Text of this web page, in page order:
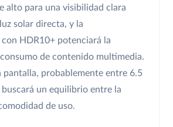
alto para una visibilidad clara
solar directa, y la
HDR10+ potenciará la
de contenido multimedia.
pantalla, probablemente entre 6.5
buscará un equilibrio entre la
de uso.